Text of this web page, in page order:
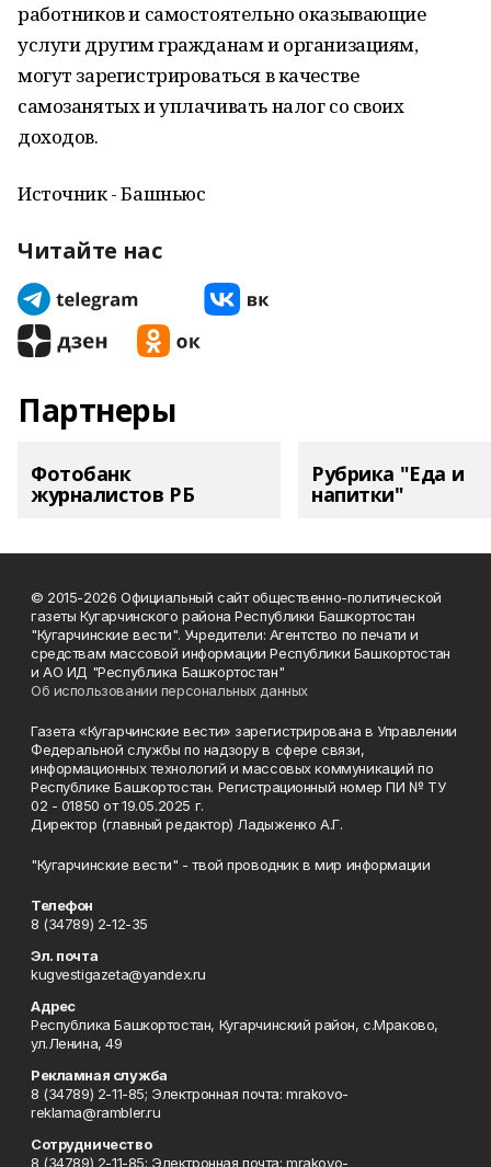
работников и самостоятельно оказывающие
услуги другим гражданам и организациям,
могут зарегистрироваться в качестве
самозанятых и уплачивать налог со своих
доходов.
Источник - Башньюс
Читайте нас
Партнеры
Фотобанк
журналистов РБ
Рубрика "Еда и
напитки"
© 2015-2026 Официальный сайт общественно-политической
газеты Кугарчинского района Республики Башкортостан
"Кугарчинские вести". Учредители: Агентство по печати и
средствам массовой информации Республики Башкортостан
и АО ИД "Республика Башкортостан"
Об использовании персональных данных
Газета «Кугарчинские вести» зарегистрирована в Управлении
Федеральной службы по надзору в сфере связи,
информационных технологий и массовых коммуникаций по
Республике Башкортостан. Регистрационный номер ПИ № ТУ
02 - 01850 от 19.05.2025 г.
Директор (главный редактор) Ладыженко А.Г.
"Кугарчинские вести" - твой проводник в мир информации
Телефон
8 (34789) 2-12-35
Эл. почта
kugvestigazeta@yandex.ru
Адрес
Республика Башкортостан, Кугарчинский район, с.Мраково,
ул.Ленина, 49
Рекламная служба
8 (34789) 2-11-85; Электронная почта: mrakovo-
reklama@rambler.ru
Сотрудничество
8 (34789) 2-11-85; Электронная почта: mrakovo-